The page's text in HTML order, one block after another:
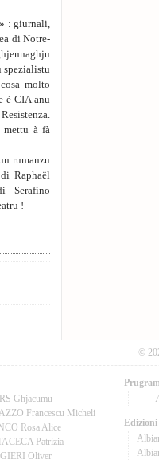
: giurnali,
di Notre-
spezialistu
molto
è CIA anu
mettu à fà
rumanzu
Raphaël
Serafino
!
©
Ghjacumu
Francescu Micheli
Rosa Alice
Patrizia
Oliver
Edizioni